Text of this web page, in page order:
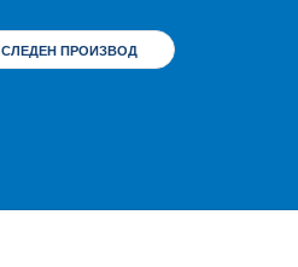
СЛЕДЕН ПРОИЗВОД